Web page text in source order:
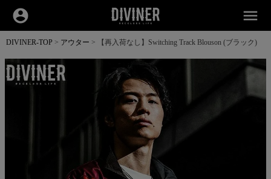
account_circle menu
DIVINER-TOP アウター 【再入荷なし】Switching Track Blouson (ブラック)